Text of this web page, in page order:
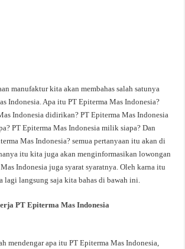
manufaktur kita akan membahas salah satunya
Indonesia. Apa itu PT Epiterma Mas Indonesia?
Indonesia didirikan? PT Epiterma Mas Indonesia
PT Epiterma Mas Indonesia milik siapa? Dan
Mas Indonesia? semua pertanyaan itu akan di
itu kita juga akan menginformasikan lowongan
Indonesia juga syarat syaratnya. Oleh karna itu
lagi langsung saja kita bahas di bawah ini.
PT Epiterma Mas Indonesia
mendengar apa itu PT Epiterma Mas Indonesia,